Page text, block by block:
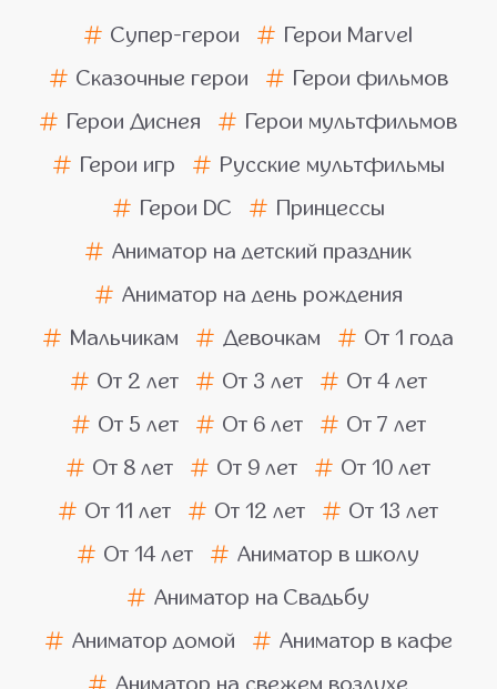
Супер-герои
Герои Marvel
Сказочные герои
Герои фильмов
Герои Диснея
Герои мультфильмов
Герои игр
Русские мультфильмы
Герои DC
Принцессы
Аниматор на детский праздник
Аниматор на день рождения
Мальчикам
Девочкам
От 1 года
От 2 лет
От 3 лет
От 4 лет
От 5 лет
От 6 лет
От 7 лет
От 8 лет
От 9 лет
От 10 лет
От 11 лет
От 12 лет
От 13 лет
От 14 лет
Аниматор в школу
Аниматор на Свадьбу
Аниматор домой
Аниматор в кафе
Аниматор на свежем воздухе